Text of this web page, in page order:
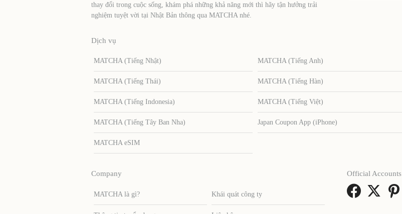
thay đổi trong cuộc sống, khám phá những khả năng mới thì hãy tận hưởng trải
nghiệm tuyệt vời tại Nhật Bản thông qua MATCHA nhé.
Dịch vụ
MATCHA (Tiếng Nhật) MATCHA (Tiếng Anh)
MATCHA (Tiếng Thái) MATCHA (Tiếng Hàn)
MATCHA (Tiếng Indonesia) MATCHA (Tiếng Việt)
MATCHA (Tiếng Tây Ban Nha) Japan Coupon App (iPhone)
MATCHA eSIM
Company
MATCHA là gì? Khái quát công ty
Official Accounts